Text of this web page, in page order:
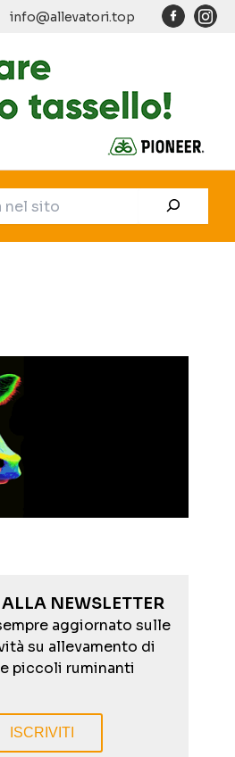
info@allevatori.top
NEWSLETTER
aggiornato sulle
su allevamento di
piccoli ruminanti
ISCRIVITI